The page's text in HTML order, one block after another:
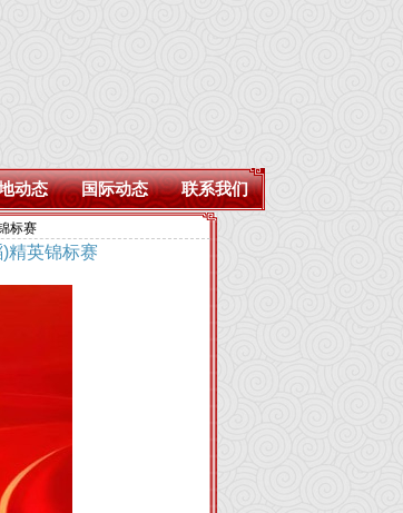
动态 国际动态 联系我们
标赛
精英锦标赛